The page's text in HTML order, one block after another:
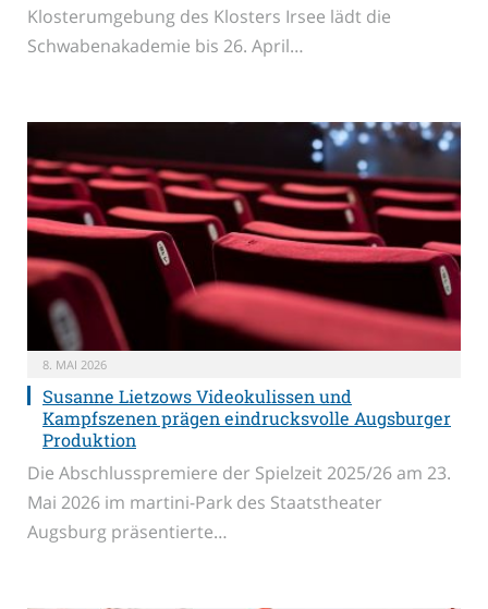
Klosterumgebung des Klosters Irsee lädt die
Schwabenakademie bis 26. April…
8. MAI 2026
Susanne Lietzows Videokulissen und
Kampfszenen prägen eindrucksvolle Augsburger
Produktion
Die Abschlusspremiere der Spielzeit 2025/26 am 23.
Mai 2026 im martini-Park des Staatstheater
Augsburg präsentierte…